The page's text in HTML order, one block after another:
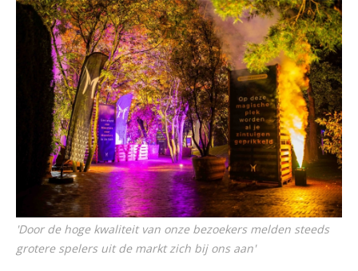
'Door de hoge kwaliteit van onze bezoekers melden steeds
grotere spelers uit de markt zich bij ons aan'